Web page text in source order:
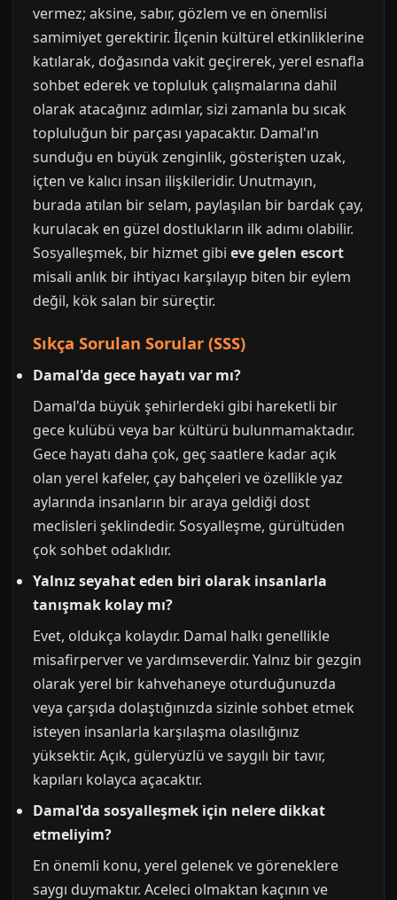
vermez; aksine, sabır, gözlem ve en önemlisi
samimiyet gerektirir. İlçenin kültürel etkinliklerine
katılarak, doğasında vakit geçirerek, yerel esnafla
sohbet ederek ve topluluk çalışmalarına dahil
olarak atacağınız adımlar, sizi zamanla bu sıcak
topluluğun bir parçası yapacaktır. Damal'ın
sunduğu en büyük zenginlik, gösterişten uzak,
içten ve kalıcı insan ilişkileridir. Unutmayın,
burada atılan bir selam, paylaşılan bir bardak çay,
kurulacak en güzel dostlukların ilk adımı olabilir.
Sosyalleşmek, bir hizmet gibi eve gelen escort
misali anlık bir ihtiyacı karşılayıp biten bir eylem
değil, kök salan bir süreçtir.
Sıkça Sorulan Sorular (SSS)
Damal'da gece hayatı var mı?
Damal'da büyük şehirlerdeki gibi hareketli bir
gece kulübü veya bar kültürü bulunmamaktadır.
Gece hayatı daha çok, geç saatlere kadar açık
olan yerel kafeler, çay bahçeleri ve özellikle yaz
aylarında insanların bir araya geldiği dost
meclisleri şeklindedir. Sosyalleşme, gürültüden
çok sohbet odaklıdır.
Yalnız seyahat eden biri olarak insanlarla
tanışmak kolay mı?
Evet, oldukça kolaydır. Damal halkı genellikle
misafirperver ve yardımseverdir. Yalnız bir gezgin
olarak yerel bir kahvehaneye oturduğunuzda
veya çarşıda dolaştığınızda sizinle sohbet etmek
isteyen insanlarla karşılaşma olasılığınız
yüksektir. Açık, güleryüzlü ve saygılı bir tavır,
kapıları kolayca açacaktır.
Damal'da sosyalleşmek için nelere dikkat
etmeliyim?
En önemli konu, yerel gelenek ve göreneklere
saygı duymaktır. Aceleci olmaktan kaçının ve